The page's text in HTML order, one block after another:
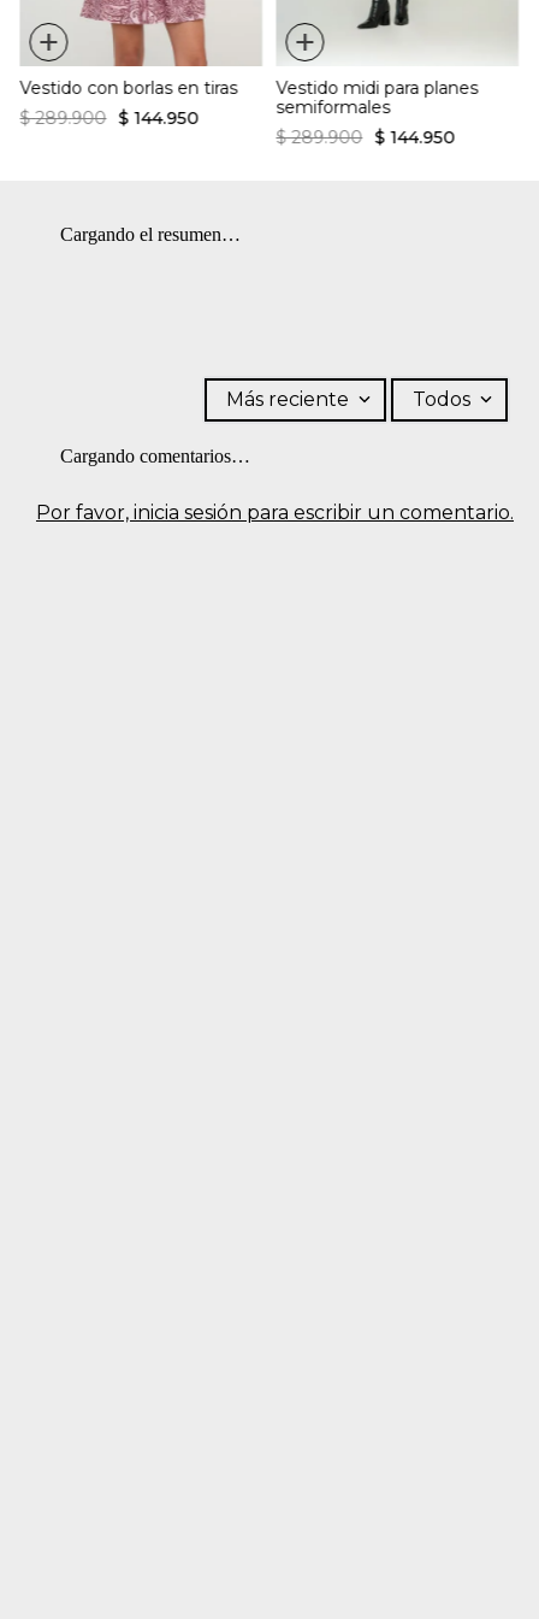
+
Vestido con borlas en tiras
$ 289.900 $ 144.950
+
Vestido midi para planes
semiformales
$ 289.900 $ 144.950
Cargando el resumen…
Por favor, inicia sesión para escribir un comentario.
Más reciente Todos
Cargando comentarios…